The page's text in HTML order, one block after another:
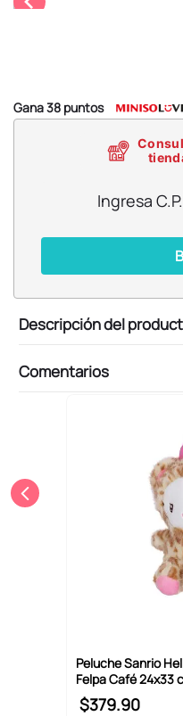
Gana38 puntos
Ingresa C.P.
Descripción del
Comentarios
Peluche Sanrio
Felpa Café 24x33
$379.90
9.
toy story